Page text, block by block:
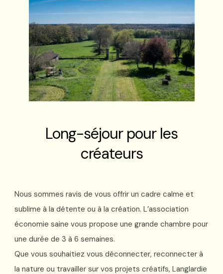
Long-séjour pour les
créateurs
Nous sommes ravis de vous offrir un cadre calme et
sublime à la détente ou à la création. L’association
économie saine vous propose une grande chambre pour
une durée de 3 à 6 semaines.
Que vous souhaitiez vous déconnecter, reconnecter à
la nature ou travailler sur vos projets créatifs, Langlardie